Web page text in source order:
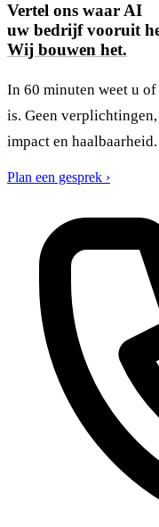
Vertel ons waar AI
uw bedrijf vooruit
Wij bouwen het.
In 60 minuten weet u
is. Geen
impact en haalbaarheid.
Plan een gesprek ›